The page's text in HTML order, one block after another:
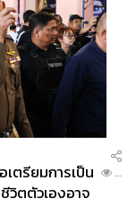
เตรียมการเป็น
วิตตัวเองอาจ
...